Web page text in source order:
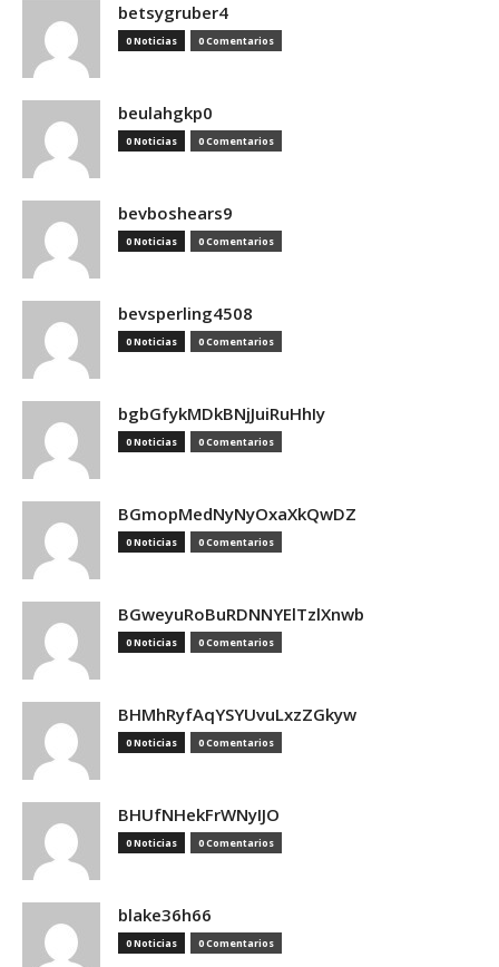
betsygruber4
0 Noticias 0 Comentarios
beulahgkp0
0 Noticias 0 Comentarios
bevboshears9
0 Noticias 0 Comentarios
bevsperling4508
0 Noticias 0 Comentarios
bgbGfykMDkBNjJuiRuHhIy
0 Noticias 0 Comentarios
BGmopMedNyNyOxaXkQwDZ
0 Noticias 0 Comentarios
BGweyuRoBuRDNNYElTzlXnwb
0 Noticias 0 Comentarios
BHMhRyfAqYSYUvuLxzZGkyw
0 Noticias 0 Comentarios
BHUfNHekFrWNyIJO
0 Noticias 0 Comentarios
blake36h66
0 Noticias 0 Comentarios